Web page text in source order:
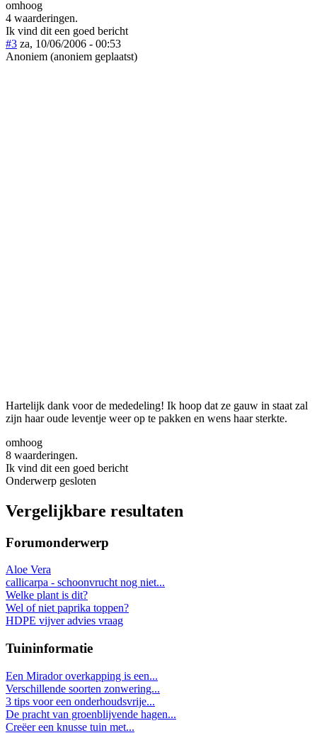
omhoog
4 waarderingen.
Ik vind dit een goed bericht
#3 za, 10/06/2006 - 00:53
Anoniem (anoniem geplaatst)
Hartelijk dank voor de mededeling! Ik hoop dat ze gauw in staat zal
zijn haar oude leventje weer op te pakken en wens haar sterkte.
omhoog
8 waarderingen.
Ik vind dit een goed bericht
Onderwerp gesloten
Vergelijkbare resultaten
Forumonderwerp
Aloe Vera
callicarpa - schoonvrucht nog niet...
Welke plant is dit?
Wel of niet paprika toppen?
HDPE vijver advies vraag
Tuininformatie
Een Mirador overkapping is een...
Verschillende soorten zonwering...
3 tips voor een onderhoudsvrije...
De pracht van groenblijvende hagen...
Creëer een knusse tuin met...